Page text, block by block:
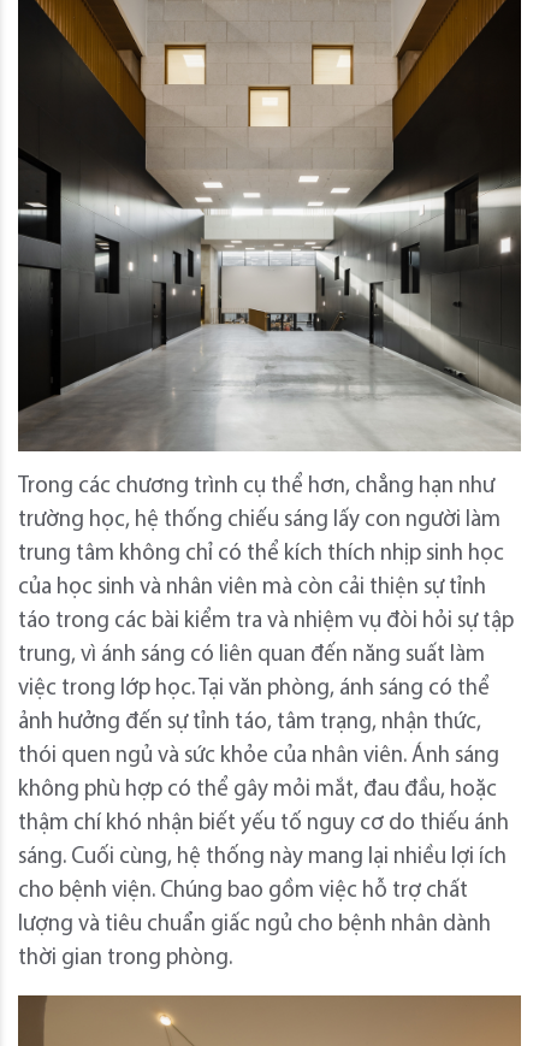
Trong các chương trình cụ thể hơn, chẳng hạn như
trường học, hệ thống chiếu sáng lấy con người làm
trung tâm không chỉ có thể kích thích nhịp sinh học
của học sinh và nhân viên mà còn cải thiện sự tỉnh
táo trong các bài kiểm tra và nhiệm vụ đòi hỏi sự tập
trung, vì ánh sáng có liên quan đến năng suất làm
việc trong lớp học. Tại văn phòng, ánh sáng có thể
ảnh hưởng đến sự tỉnh táo, tâm trạng, nhận thức,
thói quen ngủ và sức khỏe của nhân viên. Ánh sáng
không phù hợp có thể gây mỏi mắt, đau đầu, hoặc
thậm chí khó nhận biết yếu tố nguy cơ do thiếu ánh
sáng. Cuối cùng, hệ thống này mang lại nhiều lợi ích
cho bệnh viện. Chúng bao gồm việc hỗ trợ chất
lượng và tiêu chuẩn giấc ngủ cho bệnh nhân dành
thời gian trong phòng.